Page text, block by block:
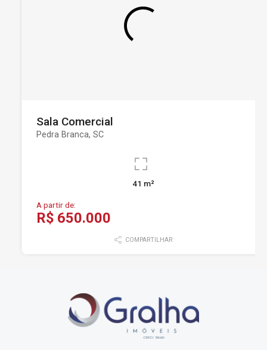
Sala Comercial
Pedra Branca, SC
41 m²
A partir de:
R$ 650.000
COMPARTILHAR